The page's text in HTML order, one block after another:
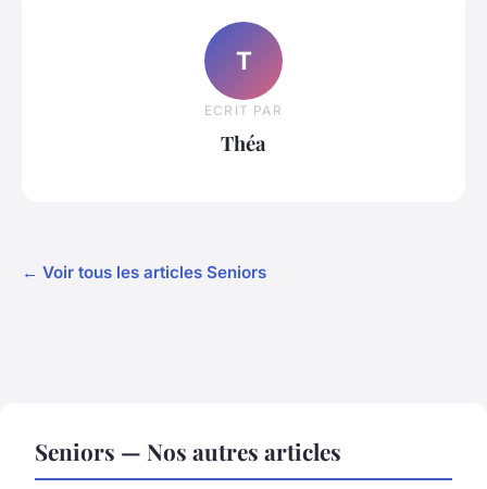
T
ECRIT PAR
Théa
← Voir tous les articles Seniors
Seniors — Nos autres articles